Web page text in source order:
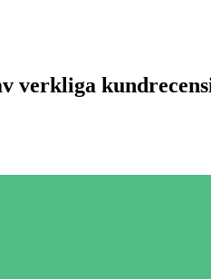
verkliga